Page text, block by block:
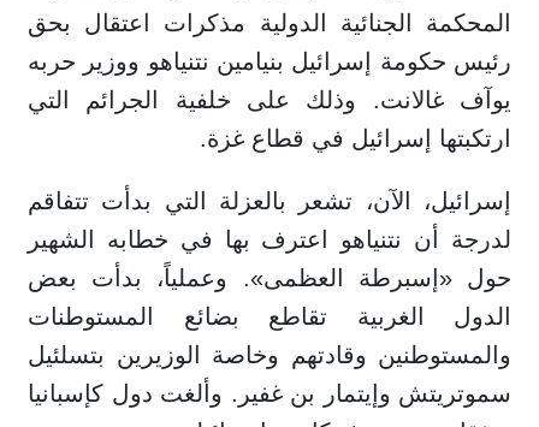
المحكمة الجنائية الدولية مذكرات اعتقال بحق
رئيس حكومة إسرائيل بنيامين نتنياهو ووزير حربه
يوآف غالانت. وذلك على خلفية الجرائم التي
ارتكبتها إسرائيل في قطاع غزة.
إسرائيل، الآن، تشعر بالعزلة التي بدأت تتفاقم
لدرجة أن نتنياهو اعترف بها في خطابه الشهير
حول «إسبرطة العظمى». وعملياً، بدأت بعض
الدول الغربية تقاطع بضائع المستوطنات
والمستوطنين وقادتهم وخاصة الوزيرين بتسلئيل
سموتريتش وإيتمار بن غفير. وألغت دول كإسبانيا